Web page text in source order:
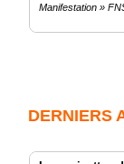
Manifestation »
DERNIERS